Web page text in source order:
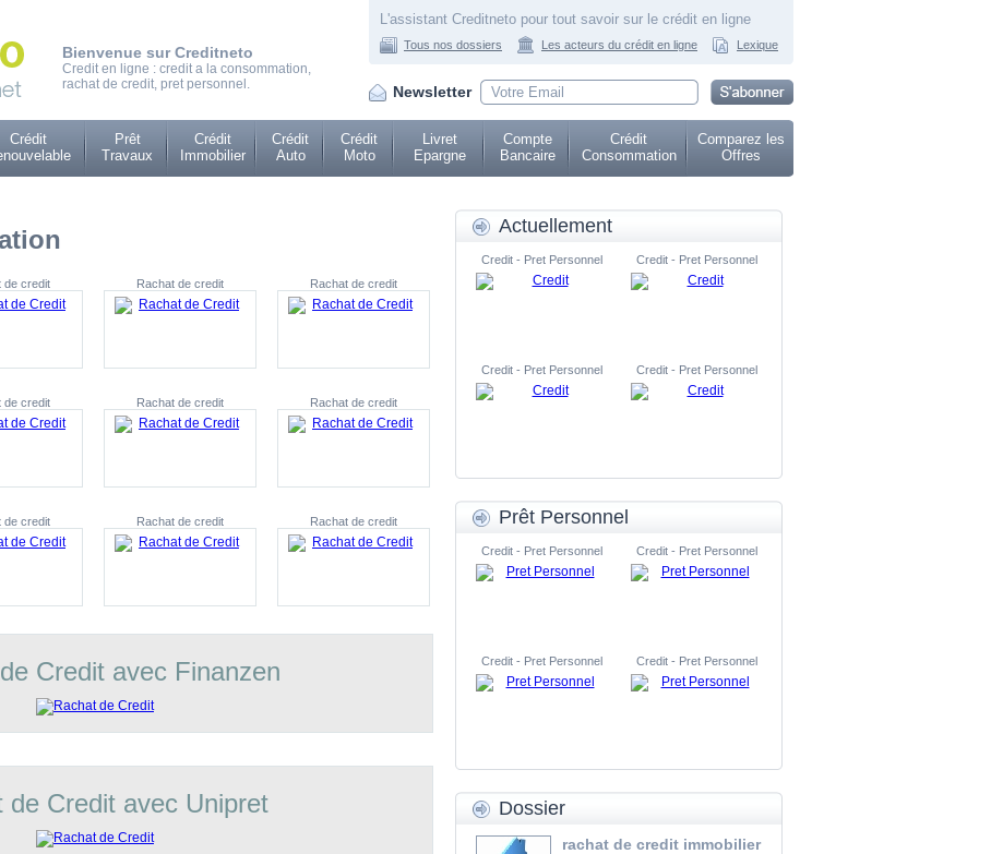
Bienvenue sur Creditneto
Credit en ligne : credit a la consommation,
rachat de credit, pret personnel.
L'assistant Creditneto pour tout savoir sur le crédit en ligne
Tous nos dossiers Les acteurs du crédit en ligne Lexique
Newsletter
Crédit
Prêt
Travaux
Crédit
Immobilier
Crédit
Auto
Crédit
Moto
Livret
Epargne
Compte
Bancaire
Crédit
Consommation
Comparez les
Offres
de credit Rachat de credit Rachat de credit
de credit Rachat de credit Rachat de credit
de credit Rachat de credit Rachat de credit
Credit avec Finanzen
de Credit avec Unipret
Actuellement
Credit - Pret Personnel Credit - Pret Personnel
Credit - Pret Personnel Credit - Pret Personnel
Prêt Personnel
Credit - Pret Personnel Credit - Pret Personnel
Credit - Pret Personnel Credit - Pret Personnel
Dossier
rachat de credit immobilier